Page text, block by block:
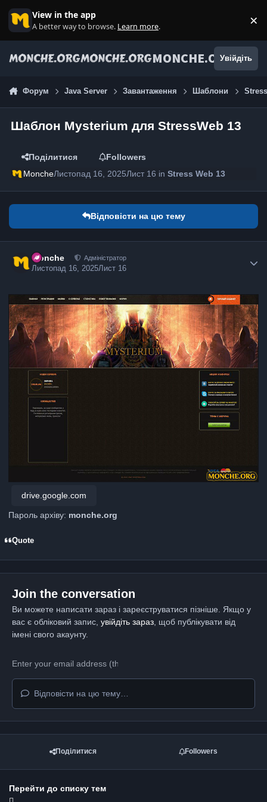
View in the app
A better way to browse. Learn more. ×
MONCHE.ORGУвійдіть
Форум Java Server Завантаження Шаблони
Шаблон Mysterium для StressWeb 13
Поділитися
Followers
MoncheЛистопад 16, 2025Лист 16 inStress Web 13
Відповісти на цю тему
Monche Адміністратор
Листопад 16, 2025Лист 16
drive.google.com
Пароль архіву: monche.org
Quote
Join the conversation
Ви можете написати зараз і зареєструватися пізніше. Якщо у
вас є обліковий запис, увійдіть зараз, щоб публікувати від
імені свого акаунту.
Відповісти на цю тему…
Поділитися Followers
Перейти до списку тем